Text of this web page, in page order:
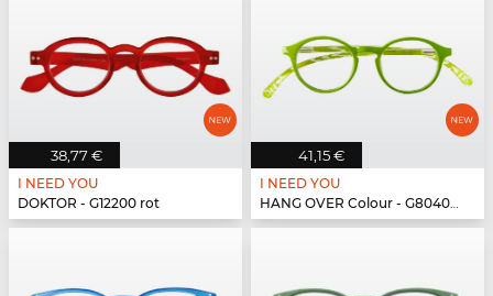
38,77 €
I NEED YOU
DOKTOR - G12200 rot
41,15 €
I NEED YOU
HANG OVER Colour - G80400 grün